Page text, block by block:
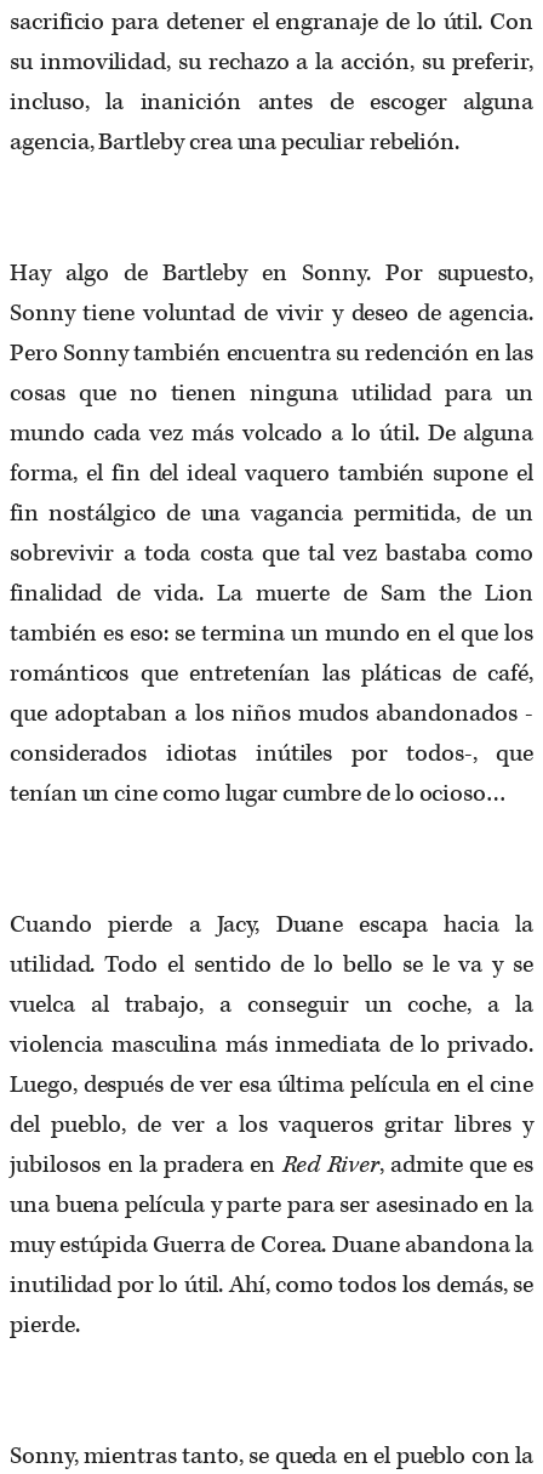
sacrificio para detener el engranaje de lo útil. Con
su inmovilidad, su rechazo a la acción, su preferir,
incluso, la inanición antes de escoger alguna
agencia, Bartleby crea una peculiar rebelión.
Hay algo de Bartleby en Sonny. Por supuesto,
Sonny tiene voluntad de vivir y deseo de agencia.
Pero Sonny también encuentra su redención en las
cosas que no tienen ninguna utilidad para un
mundo cada vez más volcado a lo útil. De alguna
forma, el fin del ideal vaquero también supone el
fin nostálgico de una vagancia permitida, de un
sobrevivir a toda costa que tal vez bastaba como
finalidad de vida. La muerte de Sam the Lion
también es eso: se termina un mundo en el que los
románticos que entretenían las pláticas de café,
que adoptaban a los niños mudos abandonados -
considerados idiotas inútiles por todos-, que
tenían un cine como lugar cumbre de lo ocioso…
Cuando pierde a Jacy, Duane escapa hacia la
utilidad. Todo el sentido de lo bello se le va y se
vuelca al trabajo, a conseguir un coche, a la
violencia masculina más inmediata de lo privado.
Luego, después de ver esa última película en el cine
del pueblo, de ver a los vaqueros gritar libres y
jubilosos en la pradera enRed River, admite que es
una buena película y parte para ser asesinado en la
muy estúpida Guerra de Corea. Duane abandona la
inutilidad por lo útil. Ahí, como todos los demás, se
pierde.
Sonny, mientras tanto, se queda en el pueblo con la